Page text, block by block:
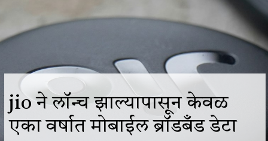
jio ने लॉन्च झाल्यापासून केवळ
एका वर्षात मोबाईल ब्रॉडबँड डेटा